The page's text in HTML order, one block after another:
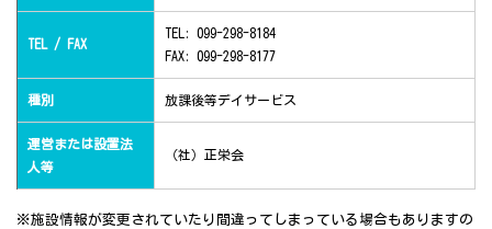
TEL / FAX
TEL: 099-298-8184
FAX: 099-298-8177
種別 放課後等デイサービス
運営または設置法
人等
（社）正栄会
※施設情報が変更されていたり間違ってしまっている場合もありますの